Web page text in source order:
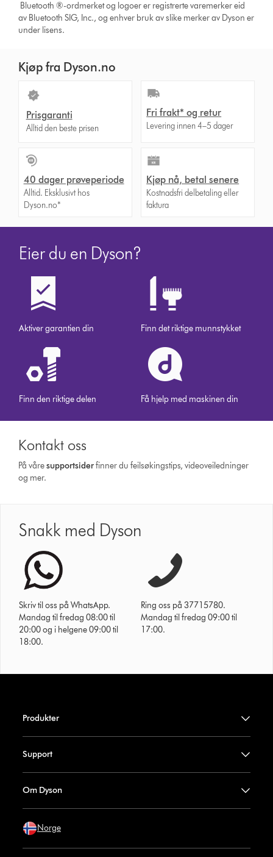
Bluetooth ®-ordmerket og logoer er registrerte varemerker eid
av Bluetooth SIG, Inc., og enhver bruk av slike merker av Dyson er
under lisens.
Kjøp fra Dyson.no
Prisgaranti
Alltid den beste prisen
Fri frakt* og retur
Levering innen 4–5 dager
40 dager prøveperiode
Alltid. Eksklusivt hos
Dyson.no*
Kjøp nå, betal senere
Kostnadsfri delbetaling eller
faktura
Eier du en Dyson?
Aktiver garantien din Finn det riktige munnstykket
Finn den riktige delen Få hjelp med maskinen din
Kontakt oss
På våresupportsiderfinner du feilsøkingstips, videoveiledninger
og mer.
Snakk med Dyson
Skriv til oss på WhatsApp.
Mandag til fredag 08:00 til
20:00 og i helgene 09:00 til
18:00.
Ring oss på 37715780.
Mandag til fredag 09:00 til
17:00.
Produkter
Support
Om Dyson
Norge